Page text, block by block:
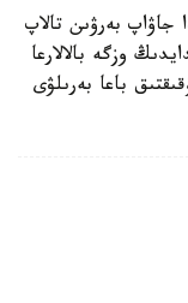
جاۋاپ بەرۋىن تالاپ
وزگە بالالارعا
باعا بەرىلۋى